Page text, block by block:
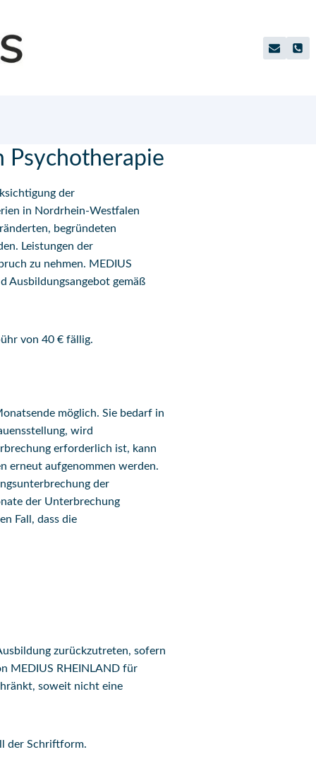
Psychotherapie
der
in Nordrhein-Westfalen
begründeten
Leistungen der
zu nehmen. MEDIUS
Ausbildungsangebot gemäß
von 40 € fällig.
möglich. Sie bedarf in
wird
erforderlich ist, kann
erneut aufgenommen werden.
der
der Unterbrechung
Fall, dass die
zurückzutreten, sofern
MEDIUS RHEINLAND für
soweit nicht eine
der Schriftform.